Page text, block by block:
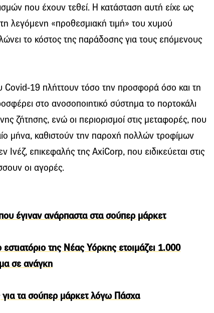
που έχουν τεθεί. Η κατάσταση αυτή είχε ως
λεγόμενη «προθεσμιακή τιμή» του χυμού
το κόστος της παράδοσης για τους επόμενους
Covid-19 πλήττουν τόσο την προσφορά όσο και τη
στο ανοσοποιητικό σύστημα το πορτοκάλι
ζήτησης, ενώ οι περιορισμοί στις μεταφορές, που
μήνα, καθιστούν την παροχή πολλών τροφίμων
Ινέζ, επικεφαλής της AxiCorp, που ειδικεύεται στις
οι αγορές.
έγιναν ανάρπαστα στα σούπερ μάρκετ
της Νέας Υόρκης ετοιμάζει 1.000
σε ανάγκη
για τα σούπερ μάρκετ λόγω Πάσχα